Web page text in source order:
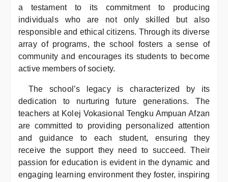
a testament to its commitment to producing
individuals who are not only skilled but also
responsible and ethical citizens. Through its diverse
array of programs, the school fosters a sense of
community and encourages its students to become
active members of society.
The school’s legacy is characterized by its
dedication to nurturing future generations. The
teachers at Kolej Vokasional Tengku Ampuan Afzan
are committed to providing personalized attention
and guidance to each student, ensuring they
receive the support they need to succeed. Their
passion for education is evident in the dynamic and
engaging learning environment they foster, inspiring